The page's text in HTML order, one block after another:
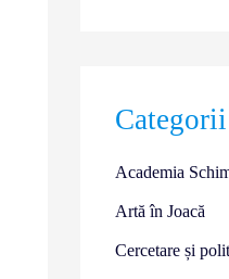
Categorii
Academia
Artă în Joacă
Cercetare și